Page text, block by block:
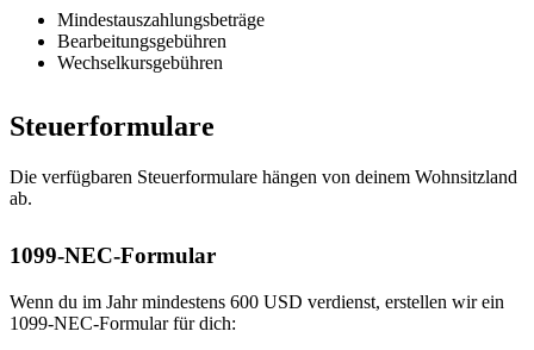
Mindestauszahlungsbeträge
Bearbeitungsgebühren
Wechselkursgebühren
Steuerformulare
Die verfügbaren Steuerformulare hängen von deinem Wohnsitzland
ab.
1099-NEC-Formular
Wenn du im Jahr mindestens 600 USD verdienst, erstellen wir ein
1099-NEC-Formular für dich: